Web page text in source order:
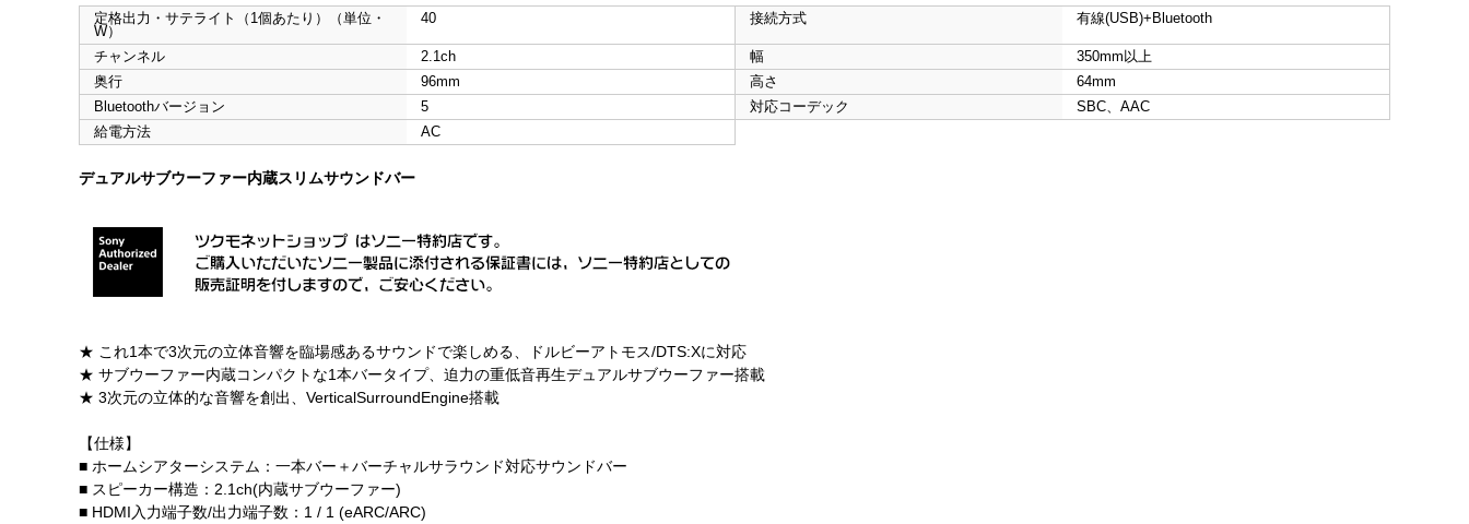
定格出力・サテライト（1個あたり）（単位・
W）
40 接続方式 有線(USB)+Bluetooth
チャンネル 2.1ch 幅
350mm以上
奥行
96mm 高さ
64mm
Bluetoothバージョン
5 対応コーデック
SBC、AAC
給電方法
AC
デュアルサブウーファー内蔵スリムサウンドバー
★ これ1本で3次元の立体音響を臨場感あるサウンドで楽しめる、ドルビーアトモス/DTS:Xに対応
★ サブウーファー内蔵コンパクトな1本バータイプ、迫力の重低音再生デュアルサブウーファー搭載
★ 3次元の立体的な音響を創出、VerticalSurroundEngine搭載
【仕様】
■ ホームシアターシステム：一本バー＋バーチャルサラウンド対応サウンドバー
■ スピーカー構造：2.1ch(内蔵サブウーファー)
■ HDMI入力端子数/出力端子数：1 / 1 (eARC/ARC)